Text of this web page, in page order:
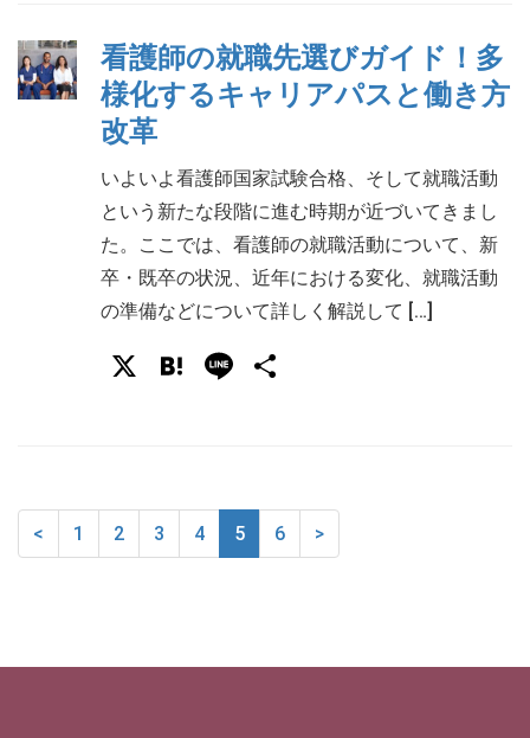
看護師の就職先選びガイド！多
様化するキャリアパスと働き方
改革
いよいよ看護師国家試験合格、そして就職活動
という新たな段階に進む時期が近づいてきまし
た。ここでは、看護師の就職活動について、新
卒・既卒の状況、近年における変化、就職活動
の準備などについて詳しく解説して […]
X Hatena
Line
< 1 2 3 4 5 6 >